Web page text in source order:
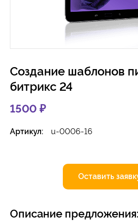
Создание шаблонов
битрикс 24
1500 ₽
Артикул: u-0006-16
Оставить
Описание предложения: